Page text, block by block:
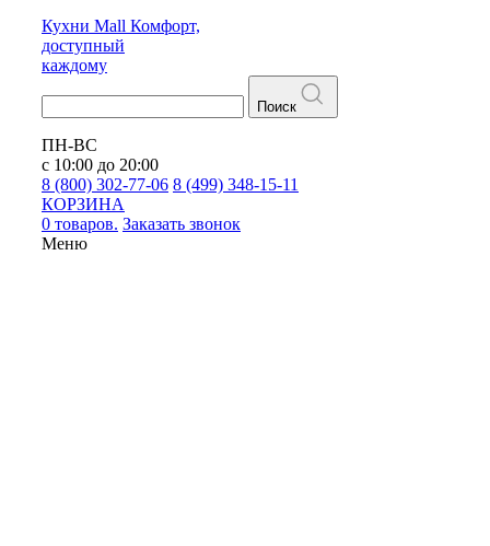
Кухни Mall Комфорт,
доступный
каждому
Поиск
ПН-ВС
с 10:00 до 20:00
8 (800) 302-77-06 8 (499) 348-15-11
КОРЗИНА
0 товаров. Заказать звонок
Меню